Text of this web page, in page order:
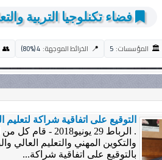
فضاء تكنلوجيا التربية
🏛️ المؤسسات: 5
📍 الخرائط الموجهة: 4 (80%)
👥
التوقيع على اتفاقية شراكة
. الرباط 29
بالتوقيع على اتفاقية شراكة...